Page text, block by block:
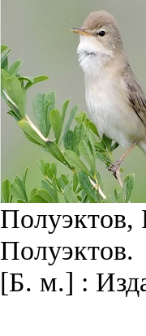
Полуэктов.
[Б. м.] :